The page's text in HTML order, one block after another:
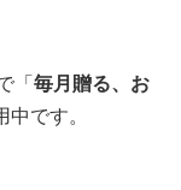
「毎月贈る、お
です。